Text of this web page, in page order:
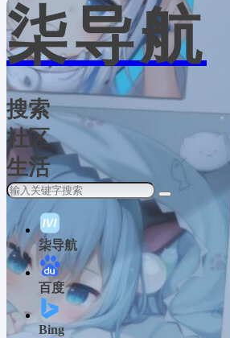
柒导航
搜索
社区
生活
柒导航
百度
Bing